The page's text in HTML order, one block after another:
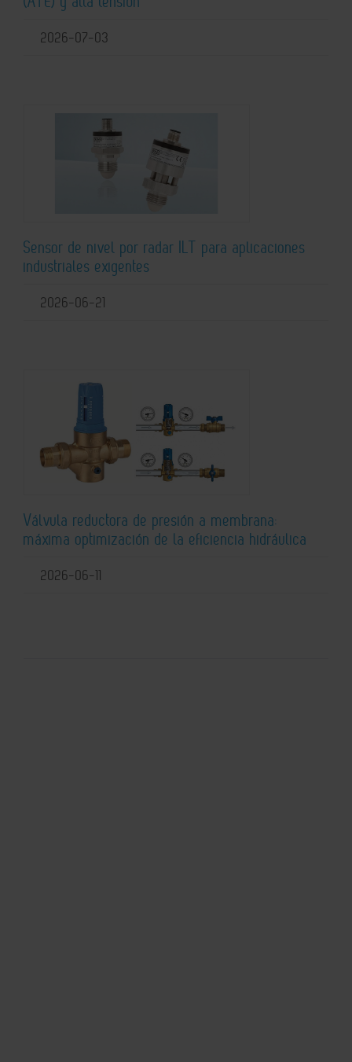
2026-07-03
Sensor de nivel por radar ILT para aplicaciones
industriales exigentes
2026-06-21
Válvula reductora de presión a membrana:
máxima optimización de la eficiencia hidráulica
2026-06-11